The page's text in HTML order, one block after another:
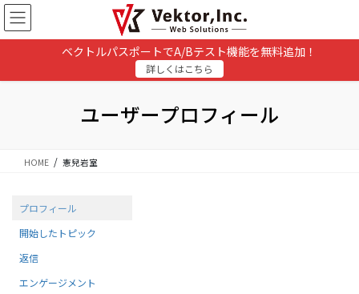
コ
ン
テ
ナ
ビ
ゲ
ベクトルパスポートでA/Bテスト機能を無料追加！
詳しくはこちら
ユーザープロフィール
HOME 憲兒岩室
プロフィール
開始したトピック
返信
エンゲージメント